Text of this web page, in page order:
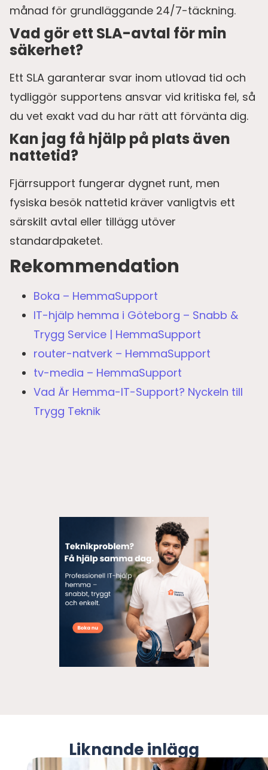
månad för grundläggande 24/7-täckning.
Vad gör ett SLA-avtal för min
säkerhet?
Ett SLA garanterar svar inom utlovad tid och
tydliggör supportens ansvar vid kritiska fel, så
du vet exakt vad du har rätt att förvänta dig.
Kan jag få hjälp på plats även
nattetid?
Fjärrsupport fungerar dygnet runt, men
fysiska besök nattetid kräver vanligtvis ett
särskilt avtal eller tillägg utöver
standardpaketet.
Rekommendation
Boka – HemmaSupport
IT-hjälp hemma i Göteborg – Snabb &
Trygg Service | HemmaSupport
router-natverk – HemmaSupport
tv-media – HemmaSupport
Vad Är Hemma-IT-Support? Nyckeln till
Trygg Teknik
Liknande inlägg